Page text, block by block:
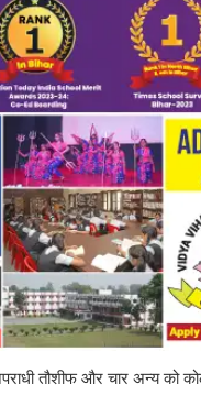
तौशीफ और चार अन्य को